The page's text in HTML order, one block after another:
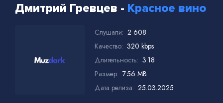
Дмитрий Гревцев - Красное вино
Слушали: 2 608
Качество: 320 kbps
Длительность: 3:18
Размер: 7.56 MB
Дата релиза: 25.03.2025